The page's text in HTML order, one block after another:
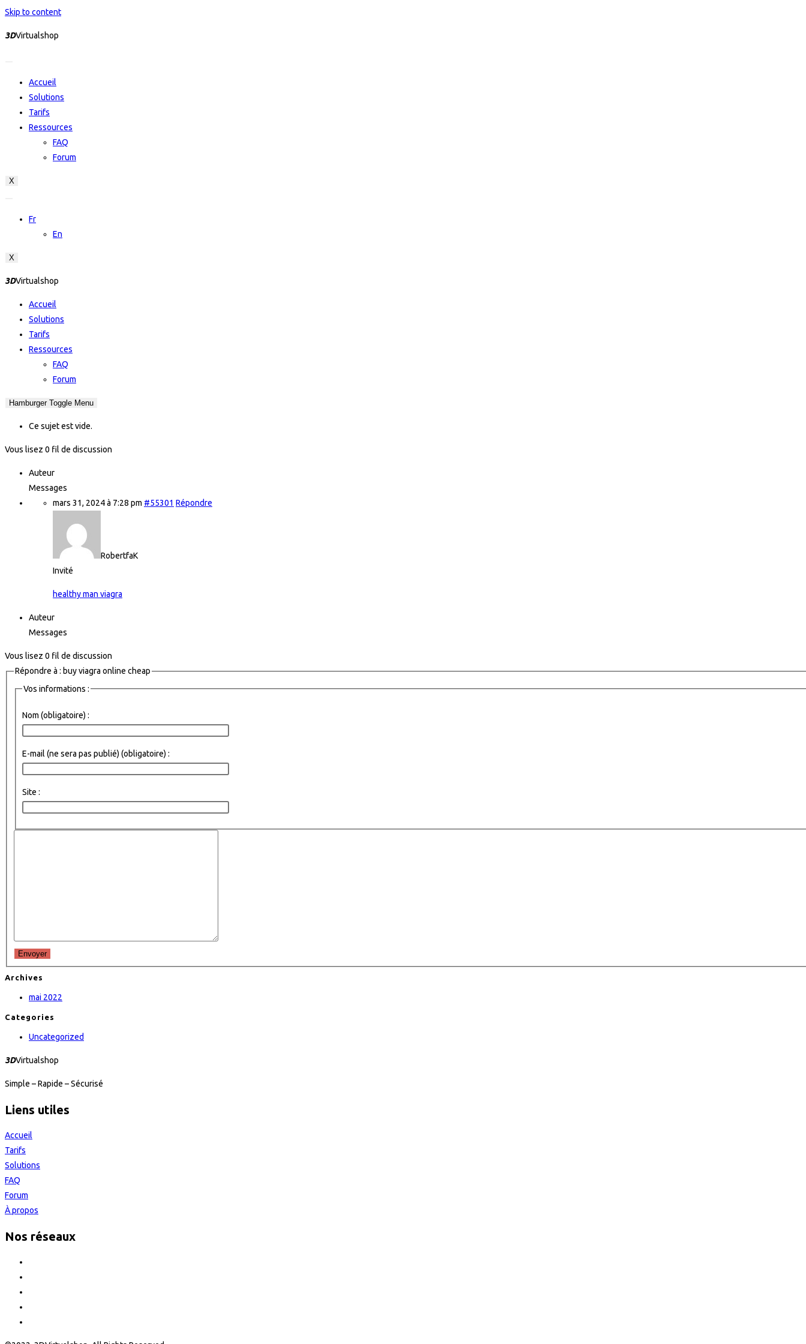
Skip to content
3DVirtualshop
Accueil
Solutions
Tarifs
Ressources
FAQ
Forum
X
Fr
En
X
3DVirtualshop
Accueil
Solutions
Tarifs
Ressources
FAQ
Forum
Hamburger Toggle Menu
Ce sujet est vide.
Vous lisez 0 fil de discussion
Auteur
Messages
mars 31, 2024 à 7:28 pm #55301 Répondre
RobertfaK
Invité
healthy man viagra
Auteur
Messages
Vous lisez 0 fil de discussion
Répondre à : buy viagra online cheap
Vos informations :
Nom (obligatoire) :
E-mail (ne sera pas publié) (obligatoire) :
Site :
Envoyer
Archives
mai 2022
Categories
Uncategorized
3DVirtualshop
Simple – Rapide – Sécurisé
Liens utiles
Accueil
Tarifs
Solutions
FAQ
Forum
À propos
Nos réseaux